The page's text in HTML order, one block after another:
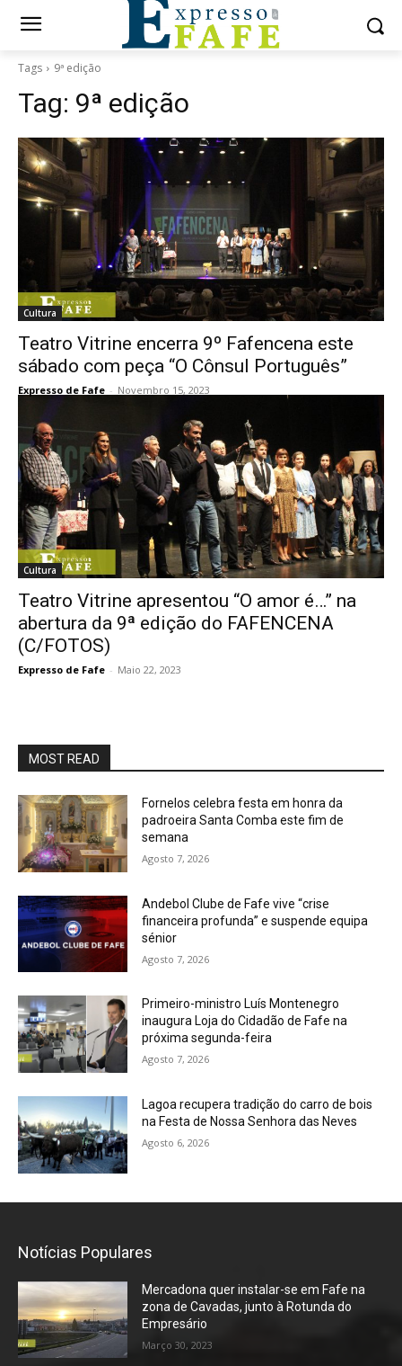
Tags 9ª edição
Tag: 9ª edição
Cultura
Teatro Vitrine encerra 9º Fafencena este
sábado com peça “O Cônsul Português”
Expresso de Fafe - Novembro 15, 2023
Cultura
Teatro Vitrine apresentou “O amor é…” na
abertura da 9ª edição do FAFENCENA
(C/FOTOS)
Expresso de Fafe - Maio 22, 2023
MOST READ
Fornelos celebra festa em honra da
padroeira Santa Comba este fim de
semana
Agosto 7, 2026
Andebol Clube de Fafe vive “crise
financeira profunda” e suspende equipa
sénior
Agosto 7, 2026
Primeiro-ministro Luís Montenegro
inaugura Loja do Cidadão de Fafe na
próxima segunda-feira
Agosto 7, 2026
Lagoa recupera tradição do carro de bois
na Festa de Nossa Senhora das Neves
Agosto 6, 2026
Notícias Populares
Mercadona quer instalar-se em Fafe na
zona de Cavadas, junto à Rotunda do
Empresário
Março 30, 2023